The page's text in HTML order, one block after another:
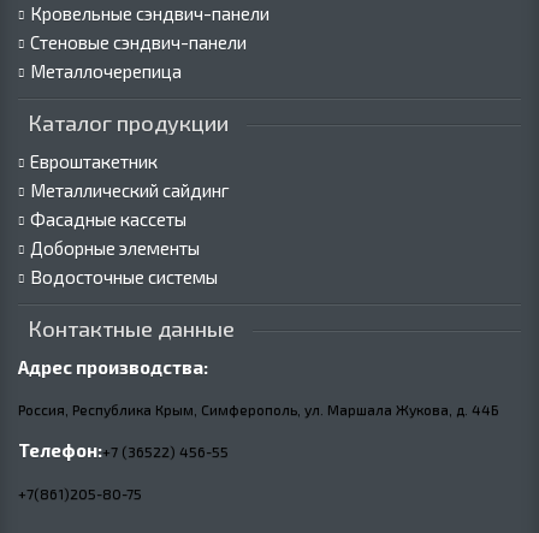
Кровельные сэндвич-панели
Стеновые сэндвич-панели
Металлочерепица
Каталог продукции
Евроштакетник
Металлический сайдинг
Фасадные кассеты
Доборные элементы
Водосточные системы
Контактные данные
Адрес производства:
Россия, Республика Крым, Симферополь, ул. Маршала Жукова, д. 44Б
Телефон:+7 (36522) 456-55
+7(861)205-80-75